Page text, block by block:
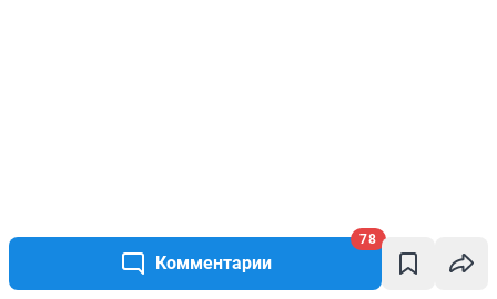
Комментарии
78